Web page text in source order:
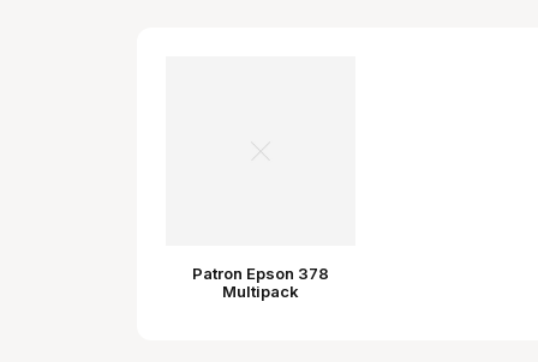
Patron Epson 378
Multipack